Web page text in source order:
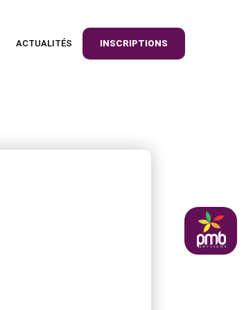
ACTUALITÉS INSCRIPTIONS
pmb